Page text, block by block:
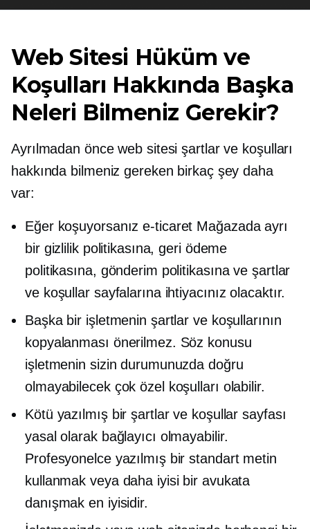
Web Sitesi Hüküm ve
Koşulları Hakkında Başka
Neleri Bilmeniz Gerekir?
Ayrılmadan önce web sitesi şartlar ve koşulları
hakkında bilmeniz gereken birkaç şey daha
var:
Eğer koşuyorsanıze-ticaret Mağazada ayrı
bir gizlilik politikasına, geri ödeme
politikasına, gönderim politikasına ve şartlar
ve koşullar sayfalarına ihtiyacınız olacaktır.
Başka bir işletmenin şartlar ve koşullarının
kopyalanması önerilmez. Söz konusu
işletmenin sizin durumunuzda doğru
olmayabilecek çok özel koşulları olabilir.
Kötü yazılmış bir şartlar ve koşullar sayfası
yasal olarak bağlayıcı olmayabilir.
Profesyonelce yazılmış bir standart metin
kullanmak veya daha iyisi bir avukata
danışmak en iyisidir.